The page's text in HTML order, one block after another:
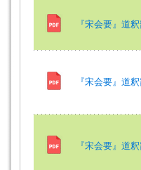
『宋会要』道
『宋会要』道
『宋会要』道